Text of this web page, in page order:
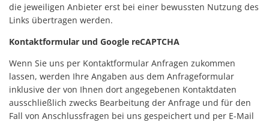
die jeweiligen Anbieter erst bei einer bewussten Nutzung des
Links übertragen werden.
Kontaktformular und Google reCAPTCHA
Wenn Sie uns per Kontaktformular Anfragen zukommen
lassen, werden Ihre Angaben aus dem Anfrageformular
inklusive der von Ihnen dort angegebenen Kontaktdaten
ausschließlich zwecks Bearbeitung der Anfrage und für den
Fall von Anschlussfragen bei uns gespeichert und per E-Mail